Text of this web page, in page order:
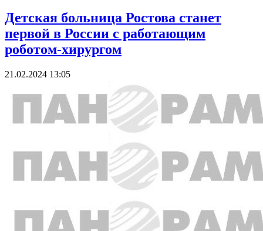
Детская больница Ростова станет
первой в России с работающим
роботом-хирургом
21.02.2024 13:05